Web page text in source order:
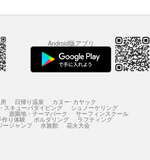
Android版アプリ
日帰り温泉 カヌー･カヤック
スキューバダイビング シュノーケリング
遊園地・テーマパーク サーフィンスクール
作り体験 ボルダリング ラフティング
ージャンプ 水族館 花火大会